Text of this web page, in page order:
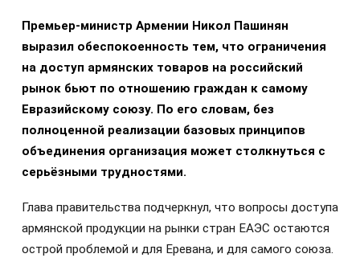
Премьер-министр Армении Никол Пашинян
выразил обеспокоенность тем, что ограничения
на доступ армянских товаров на российский
рынок бьют по отношению граждан к самому
Евразийскому союзу. По его словам, без
полноценной реализации базовых принципов
объединения организация может столкнуться с
серьёзными трудностями.
Глава правительства подчеркнул, что вопросы доступа
армянской продукции на рынки стран ЕАЭС остаются
острой проблемой и для Еревана, и для самого союза.